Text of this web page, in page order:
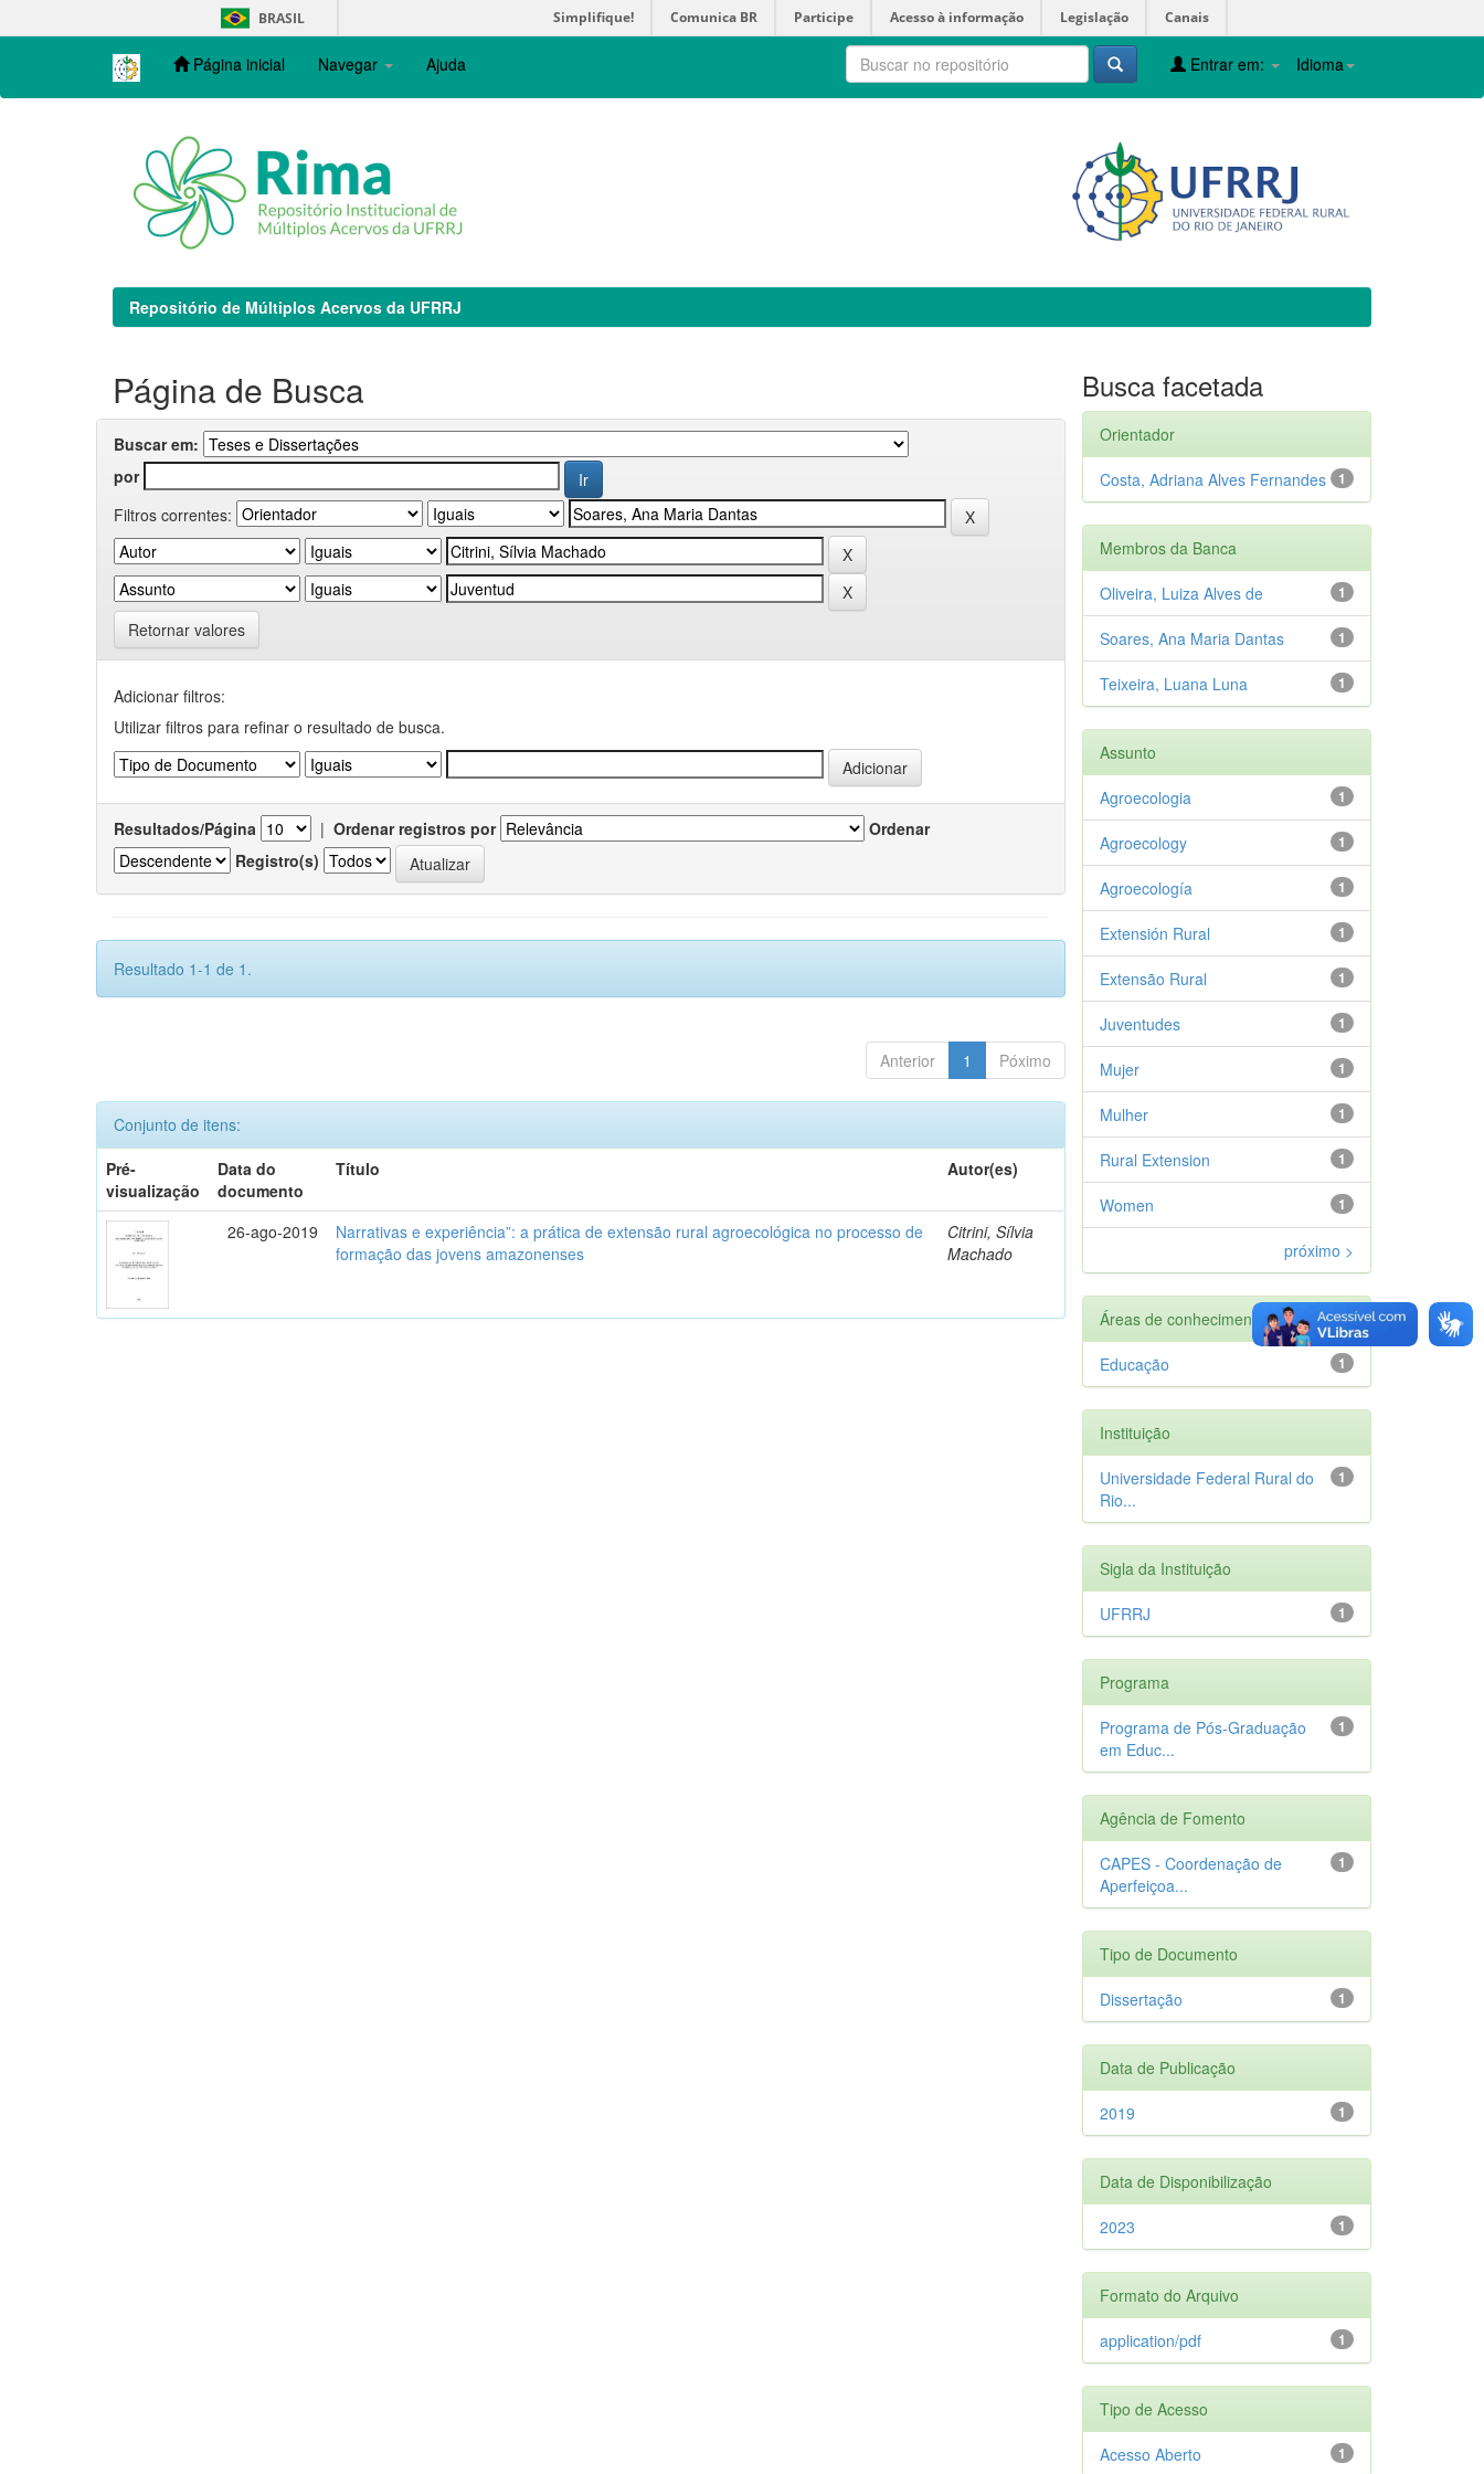
navigation
BRASIL Simplifique! Comunica BR Participe Acesso à informação Legislação Canais
Página inicial Navegar Ajuda Idioma
Entrar em:
Repositório de Múltiplos Acervos da UFRRJ
Página de Busca
Buscar em:
por
Filtros correntes:
Retornar valores
Adicionar filtros:
Utilizar filtros para refinar o resultado de busca.
Resultados/Página | Ordenar registros por
Ordenar
Registro(s)
Resultado 1-1 de 1.
Anterior 1 Póximo
Conjunto de itens:
Pré-
visualização
Data do
documento
Título Autor(es)
26-ago-2019
Narrativas e experiência”: a prática de extensão rural agroecológica no processo de
formação das jovens amazonenses
Citrini, Sílvia
Machado
Busca facetada
Orientador
1
Costa, Adriana Alves Fernandes
Membros da Banca
1
Oliveira, Luiza Alves de
1
Soares, Ana Maria Dantas
1
Teixeira, Luana Luna
Assunto
1
Agroecologia
1
Agroecology
1
Agroecología
1
Extensión Rural
1
Extensão Rural
1
Juventudes
1
Mujer
1
Mulher
1
Rural Extension
1
Women
próximo >
Áreas de conhecimento
1
Educação
Instituição
1
Universidade Federal Rural do
Rio...
Sigla da Instituição
1
UFRRJ
Programa
1
Programa de Pós-Graduação
em Educ...
Agência de Fomento
1
CAPES - Coordenação de
Aperfeiçoa...
Tipo de Documento
1
Dissertação
Data de Publicação
1
2019
Data de Disponibilização
1
2023
Formato do Arquivo
1
application/pdf
Tipo de Acesso
1
Acesso Aberto